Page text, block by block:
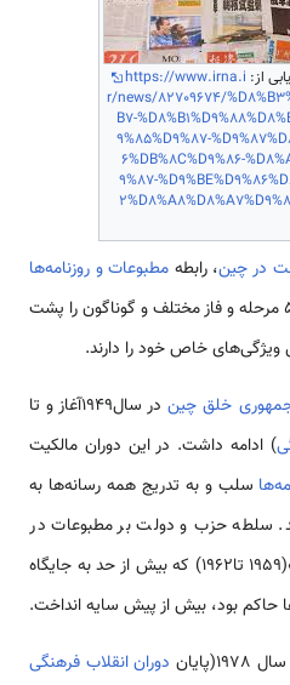
از: https://www.irna.i
r/news/82709674/
B7-
9%85%D9%87-
6%DB%8C%D9%86-
9%87-
در چین، رابطه مطبوعات و روزنامه‌ها
با دولت و حاکمیت در این کشور، 5 مرحله و فاز مختلف و گوناگون را پشت
خاص خود را دارند.
خلق چین
در سال1949آغاز و تا
) ادامه داشت. در این دوران مالکیت
سلب و به تدریج همه رسانه‌ها به
سلطه حزب و دولت بر مطبوعات در
دوران تخیلی«جهش بزرگ به جلو»(1959 تا1962) که بیش از حد به جایگاه
حاکم بود، بیش از پیش سایه انداخت.
دوران انقلاب فرهنگی